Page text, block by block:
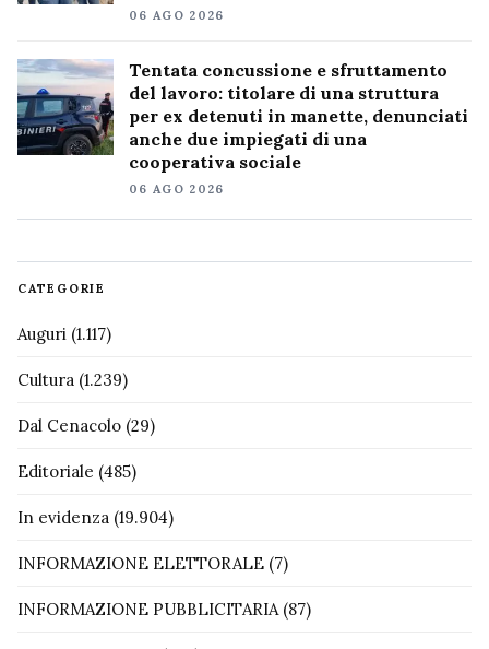
06 AGO 2026
Tentata concussione e sfruttamento
del lavoro: titolare di una struttura
per ex detenuti in manette, denunciati
anche due impiegati di una
cooperativa sociale
06 AGO 2026
CATEGORIE
Auguri (1.117)
Cultura (1.239)
Dal Cenacolo (29)
Editoriale (485)
In evidenza (19.904)
INFORMAZIONE ELETTORALE (7)
INFORMAZIONE PUBBLICITARIA(87)